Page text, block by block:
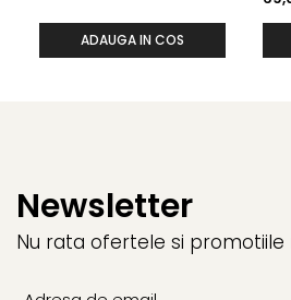
ADAUGA IN COS
Newsletter
Nu rata ofertele si promotiile